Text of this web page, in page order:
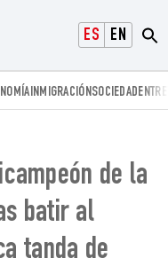
ESPAÑOLENGLISH
INMIGRACIÓNSOCIEDAD
de la
batir al
tanda de